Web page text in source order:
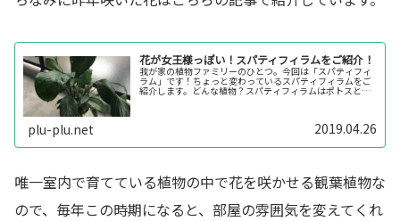
花が女王様っぽい！スパティフィラムをご紹介！
我が家の植物ファミリーのひとつ。今回は「スパティフィ
ラム」です！ちょっと変わっているスパティフィラムをご
紹介します。どんな植物？スパティフィラムはポトスと同
plu-plu.net 2019.04.26
唯一室内で育てている植物の中で花を咲かせる観葉植物な
ので、毎年この時期になると、部屋の雰囲気を変えてくれ